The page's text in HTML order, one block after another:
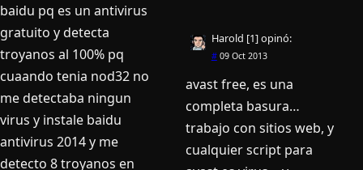
baidu pq es un antivirus
gratuito y detecta
troyanos al 100% pq
cuaando tenia nod32 no
me detectaba ningun
virus y instale baidu
antivirus 2014 y me
detecto 8 troyanos en
Harold [1]opinó:
#09 Oct 2013
avast free, es una
completa basura…
trabajo con sitios web, y
cualquier script para